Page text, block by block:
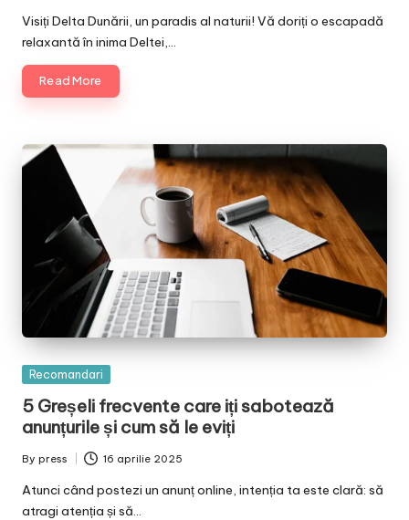
by
Visiți Delta Dunării, un paradis al naturii! Vă doriți o escapadă
relaxantă în inima Deltei,…
Read More
Posted
Recomandari
5 Greșeli frecvente care iți sabotează
anunțurile și cum să le eviți
Posted
by
By press 16 aprilie 2025
Atunci când postezi un anunț online, intenția ta este clară: să
atragi atenția și să…